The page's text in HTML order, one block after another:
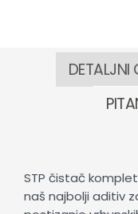
DETALJNI
STP čistač
naš najbolji aditiv